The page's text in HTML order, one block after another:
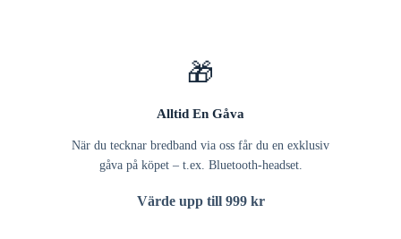
🎁
Alltid En Gåva
När du tecknar bredband via oss får du en exklusiv
gåva på köpet – t.ex. Bluetooth-headset.
Värde upp till 999 kr